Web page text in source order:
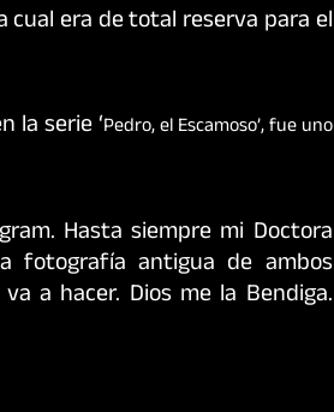
cual era de total reserva para el
la serie ‘Pedro, el Escamoso’, fue uno
Hasta siempre mi Doctora
fotografía antigua de ambos
a hacer. Dios me la Bendiga.